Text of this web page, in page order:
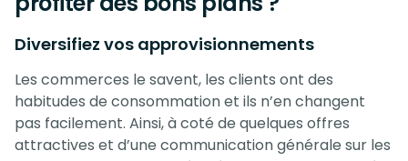
Diversifiez vos approvisionnements
Les commerces le savent, les clients ont des
habitudes de consommation et ils n’en changent
pas facilement. Ainsi, à coté de quelques offres
attractives et d’une communication générale sur les